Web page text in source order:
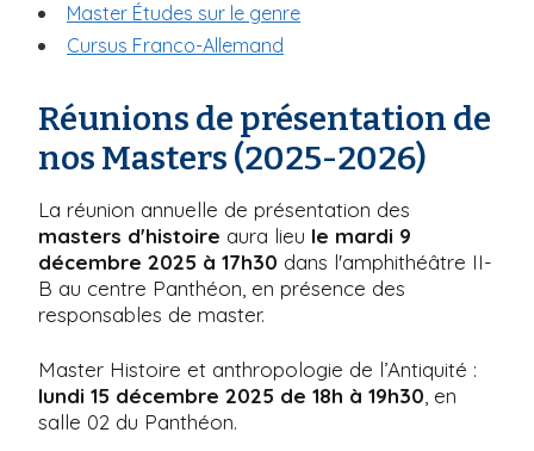
Master Études sur le genre
Cursus Franco-Allemand
Réunions de présentation de
nos Masters (2025-2026)
La réunion annuelle de présentation des
masters d'histoire aura lieu le mardi 9
décembre 2025 à 17h30 dans l'amphithéâtre II-
B au centre Panthéon, en présence des
responsables de master.
Master Histoire et anthropologie de l’Antiquité :
lundi 15 décembre 2025 de 18h à 19h30 , en
salle 02 du Panthéon.